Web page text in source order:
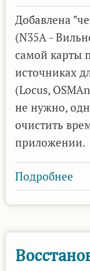
Добавлена
(N35А -
самой карты
источниках
(Locus,
не нужно,
очистить
приложении.
Подробнее